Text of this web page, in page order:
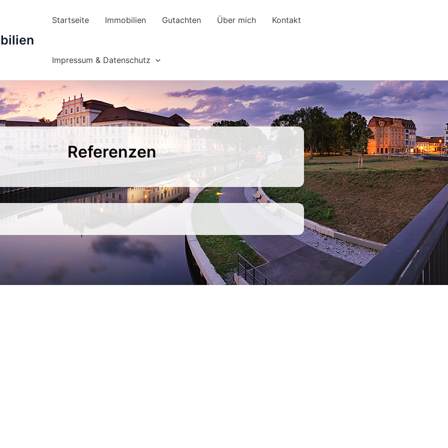
Startseite Immobilien Gutachten Über mich Kontakt
Impressum & Datenschutz
Referenzen